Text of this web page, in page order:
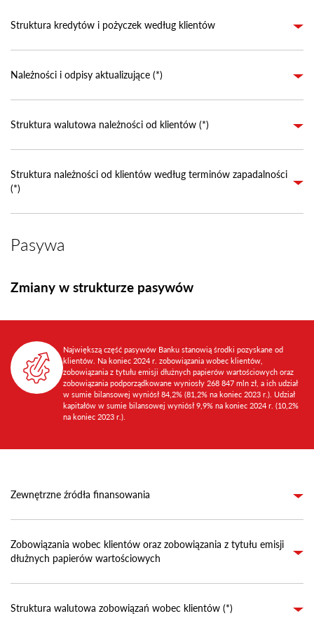
Struktura kredytów i pożyczek według klientów
Należności i odpisy aktualizujące (*)
Struktura walutowa należności od klientów (*)
Struktura należności od klientów według terminów zapadalności
(*)
Pasywa
Zmiany w strukturze pasywów
Największą część pasywów Banku stanowią środki pozyskane od
klientów. Na koniec 2024 r. zobowiązania wobec klientów,
zobowiązania z tytułu emisji dłużnych papierów wartościowych oraz
zobowiązania podporządkowane wyniosły 268 847 mln zł, a ich udział
w sumie bilansowej wyniósł 84,2% (81,2% na koniec 2023 r.). Udział
kapitałów w sumie bilansowej wyniósł 9,9% na koniec 2024 r. (10,2%
na koniec 2023 r.).
Zewnętrzne źródła finansowania
Zobowiązania wobec klientów oraz zobowiązania z tytułu emisji
dłużnych papierów wartościowych
Struktura walutowa zobowiązań wobec klientów (*)